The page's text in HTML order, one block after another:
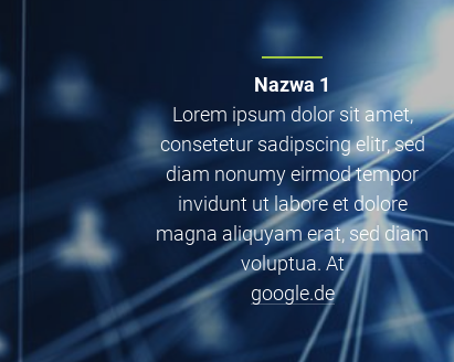
Nazwa 1
Lorem ipsum dolor sit amet,
consetetur sadipscing elitr, sed
diam nonumy eirmod tempor
invidunt ut labore et dolore
magna aliquyam erat, sed diam
voluptua. At
google.de